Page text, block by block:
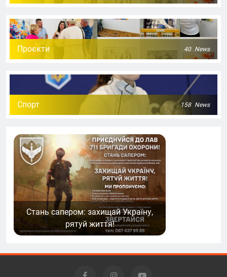
Проєкти 40 News
Спорт 158 News
Стань сапером: захищай Україну,
рятуй життя!